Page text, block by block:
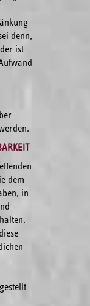
denn,
ist
dem
in